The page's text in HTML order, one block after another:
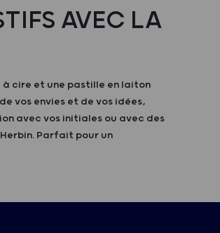
AVEC LA
cire et une pastille en laiton
vos envies et de vos idées,
avec vos initiales ou avec des
Parfait pour un